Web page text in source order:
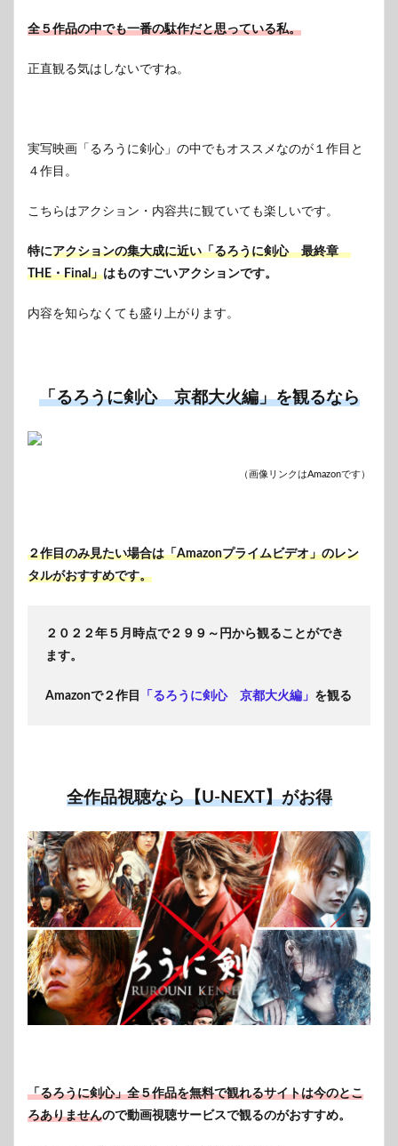
全５作品の中でも一番の駄作だと思っている私。
正直観る気はしないですね。
実写映画「るろうに剣心」の中でもオススメなのが１作目と
４作目。
こちらはアクション・内容共に観ていても楽しいです。
特にアクションの集大成に近い「るろうに剣心 最終章
THE・Final」はものすごいアクションです。
内容を知らなくても盛り上がります。
「るろうに剣心 京都大火編」を観るなら
（画像リンクはAmazonです）
２作目のみ見たい場合は「Amazonプライムビデオ」のレン
タルがおすすめです。
２０２２年５月時点で２９９～円から観ることができ
ます。
Amazonで２作目 「るろうに剣心 京都大火編」 を観る
全作品視聴なら【U-NEXT】がお得
「るろうに剣心」全５作品を無料で観れるサイトは今のとこ
ろありませんので動画視聴サービスで観るのがおすすめ。